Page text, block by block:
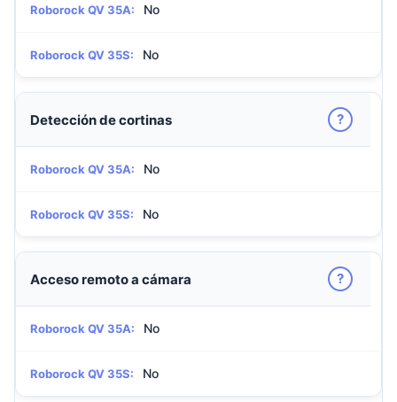
Roborock QV 35A: No
Roborock QV 35S: No
Detección de cortinas ?
Roborock QV 35A: No
Roborock QV 35S: No
Acceso remoto a cámara ?
Roborock QV 35A: No
Roborock QV 35S: No